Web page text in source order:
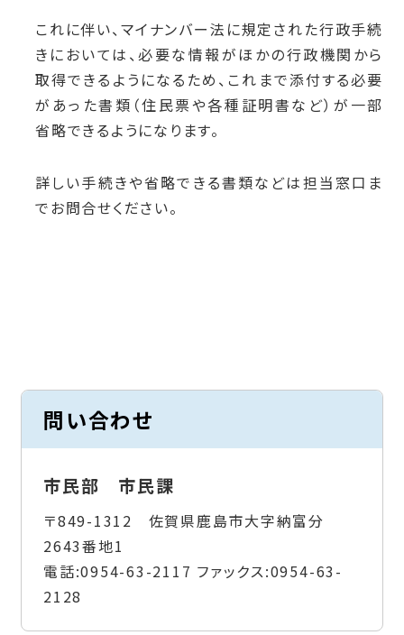
これに伴い、マイナンバー法に規定された行政手続
きにおいては、必要な情報がほかの行政機関から
取得できるようになるため、これまで添付する必要
があった書類（住民票や各種証明書など）が一部
省略できるようになります。
詳しい手続きや省略できる書類などは担当窓口ま
でお問合せください。
問い合わせ
市民部 市民課
〒849-1312 佐賀県鹿島市大字納富分
2643番地1
電話:0954-63-2117 ファックス:0954-63-
2128